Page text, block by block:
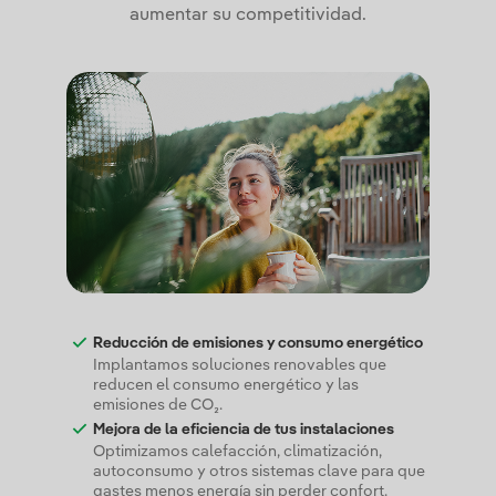
aumentar su competitividad.
Reducción de emisiones y consumo energético
Implantamos soluciones renovables que
reducen el consumo energético y las
emisiones de CO₂.
Mejora de la eficiencia de tus instalaciones
Optimizamos calefacción, climatización,
autoconsumo y otros sistemas clave para que
gastes menos energía sin perder confort.